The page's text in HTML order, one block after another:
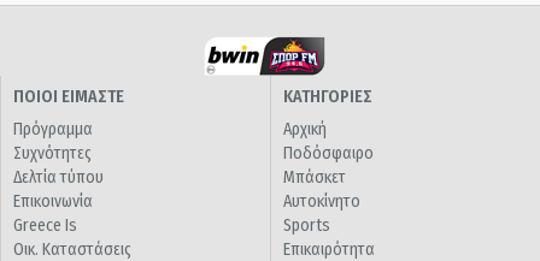
ΠΟΙΟΙ ΕΙΜΑΣΤΕ
Πρόγραμμα
Συχνότητες
Δελτία τύπου
Επικοινωνία
Greece Is
Οικ. Καταστάσεις
ΚΑΤΗΓΟΡΙΕΣ
Αρχική
Ποδόσφαιρο
Μπάσκετ
Αυτοκίνητο
Sports
Επικαιρότητα